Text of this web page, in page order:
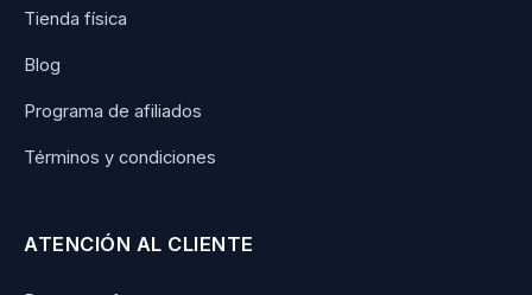
Tienda física
Blog
Programa de afiliados
Términos y condiciones
ATENCIÓN AL CLIENTE